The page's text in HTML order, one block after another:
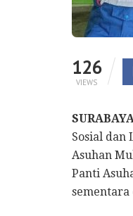
126
VIEWS
Sosial dan
Asuhan
Panti
sementara